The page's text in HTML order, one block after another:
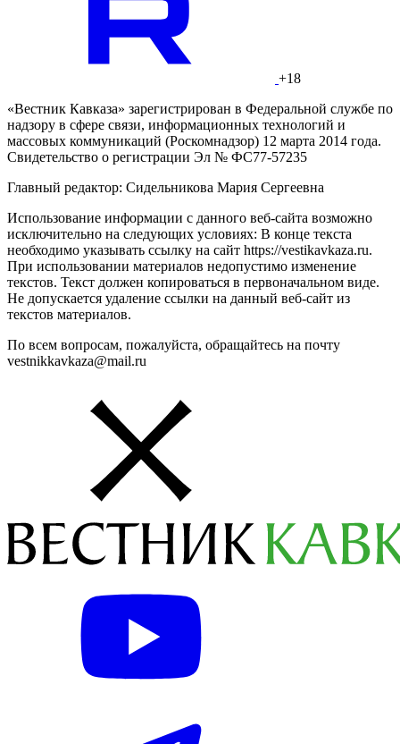
+18
«Вестник Кавказа» зарегистрирован в Федеральной службе по
надзору в сфере связи, информационных технологий и
массовых коммуникаций (Роскомнадзор) 12 марта 2014 года.
Свидетельство о регистрации Эл № ФС77-57235
Главный редактор: Сидельникова Мария Сергеевна
Использование информации с данного веб-сайта возможно
исключительно на следующих условиях: В конце текста
необходимо указывать ссылку на сайт https://vestikavkaza.ru.
При использовании материалов недопустимо изменение
текстов. Текст должен копироваться в первоначальном виде.
Не допускается удаление ссылки на данный веб-сайт из
текстов материалов.
По всем вопросам, пожалуйста, обращайтесь на почту
vestnikkavkaza@mail.ru